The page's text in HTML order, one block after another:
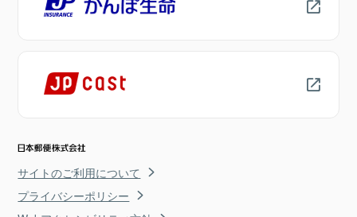
サイトのご利用について
プライバシーポリシー